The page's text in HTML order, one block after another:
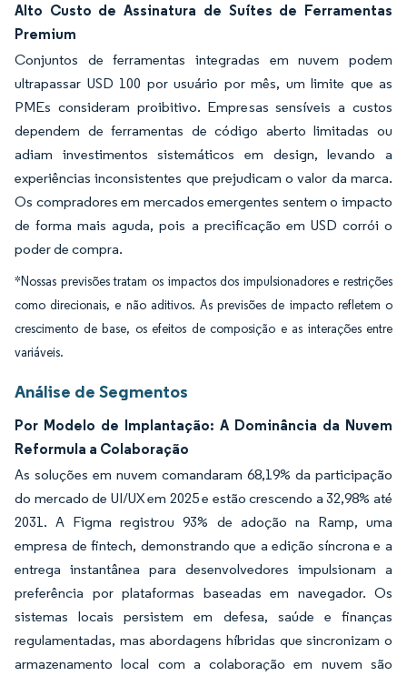
Alto Custo de Assinatura de Suítes de Ferramentas
Premium
Conjuntos de ferramentas integradas em nuvem podem
ultrapassar USD 100 por usuário por mês, um limite que as
PMEs consideram proibitivo. Empresas sensíveis a custos
dependem de ferramentas de código aberto limitadas ou
adiam investimentos sistemáticos em design, levando a
experiências inconsistentes que prejudicam o valor da marca.
Os compradores em mercados emergentes sentem o impacto
de forma mais aguda, pois a precificação em USD corrói o
poder de compra.
*Nossas previsões tratam os impactos dos impulsionadores e restrições
como direcionais, e não aditivos. As previsões de impacto refletem o
crescimento de base, os efeitos de composição e as interações entre
variáveis.
Análise de Segmentos
Por Modelo de Implantação: A Dominância da Nuvem
Reformula a Colaboração
As soluções em nuvem comandaram 68,19% da participação
do mercado de UI/UX em 2025 e estão crescendo a 32,98% até
2031. A Figma registrou 93% de adoção na Ramp, uma
empresa de fintech, demonstrando que a edição síncrona e a
entrega instantânea para desenvolvedores impulsionam a
preferência por plataformas baseadas em navegador. Os
sistemas locais persistem em defesa, saúde e finanças
regulamentadas, mas abordagens híbridas que sincronizam o
armazenamento local com a colaboração em nuvem são